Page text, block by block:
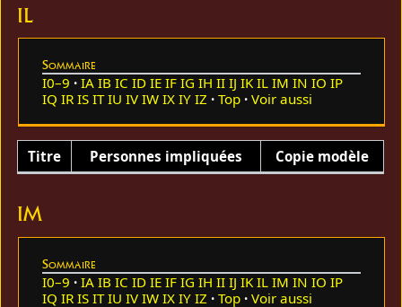
IL
Sommaire
I0–9 IA IB IC ID IE IF IG IH II IJ IK IL IM IN IO IP
IQ IR IS IT IU IV IW IX IY IZ Top Voir aussi
Titre Personnes impliquées Copie modèle
IM
Sommaire
I0–9 IA IB IC ID IE IF IG IH II IJ IK IL IM IN IO IP
IQ IR IS IT IU IV IW IX IY IZ Top Voir aussi